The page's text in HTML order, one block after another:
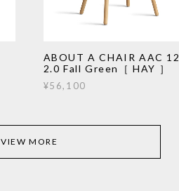
ABOUT A CHAIR AAC 12
2.0 Fall Green［ HAY ］
¥56,100
VIEW MORE